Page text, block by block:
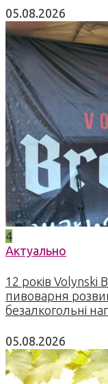
05.08.2026
4
Актуально
12 років Volynski
пивоварня
безалкогольні
05.08.2026